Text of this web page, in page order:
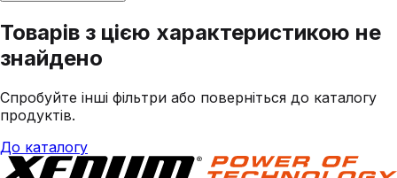
Товарів з цією характеристикою не
знайдено
Спробуйте інші фільтри або поверніться до каталогу
продуктів.
До каталогу